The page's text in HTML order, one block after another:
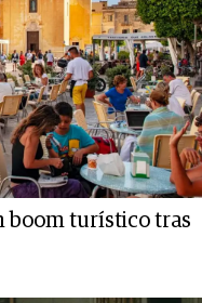
boom turístico tras